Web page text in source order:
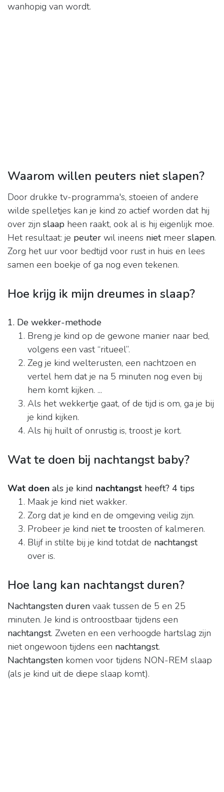
wanhopig van wordt.
Waarom willen peuters niet slapen?
Door drukke tv-programma's, stoeien of andere
wilde spelletjes kan je kind zo actief worden dat hij
over zijn slaap heen raakt, ook al is hij eigenlijk moe.
Het resultaat: je peuter wil ineens nietmeer slapen.
Zorg het uur voor bedtijd voor rust in huis en lees
samen een boekje of ga nog even tekenen.
Hoe krijg ik mijn dreumes in slaap?
1. De wekker-methode
Breng je kind op de gewone manier naar bed,
volgens een vast “ritueel”.
Zeg je kind welterusten, een nachtzoen en
vertel hem dat je na 5 minuten nog even bij
hem komt kijken. ...
Als het wekkertje gaat, of de tijd is om, ga je bij
je kind kijken.
Als hij huilt of onrustig is, troost je kort.
Wat te doen bij nachtangst baby?
Wat doen als je kind nachtangst heeft? 4 tips
Maak je kind niet wakker.
Zorg dat je kind en de omgeving veilig zijn.
Probeer je kind niette troosten of kalmeren.
Blijf in stilte bij je kind totdat de nachtangst
over is.
Hoe lang kan nachtangst duren?
Nachtangsten duren vaak tussen de 5 en 25
minuten. Je kind is ontroostbaar tijdens een
nachtangst. Zweten en een verhoogde hartslag zijn
niet ongewoon tijdens een nachtangst.
Nachtangsten komen voor tijdens NON-REM slaap
(als je kind uit de diepe slaap komt).